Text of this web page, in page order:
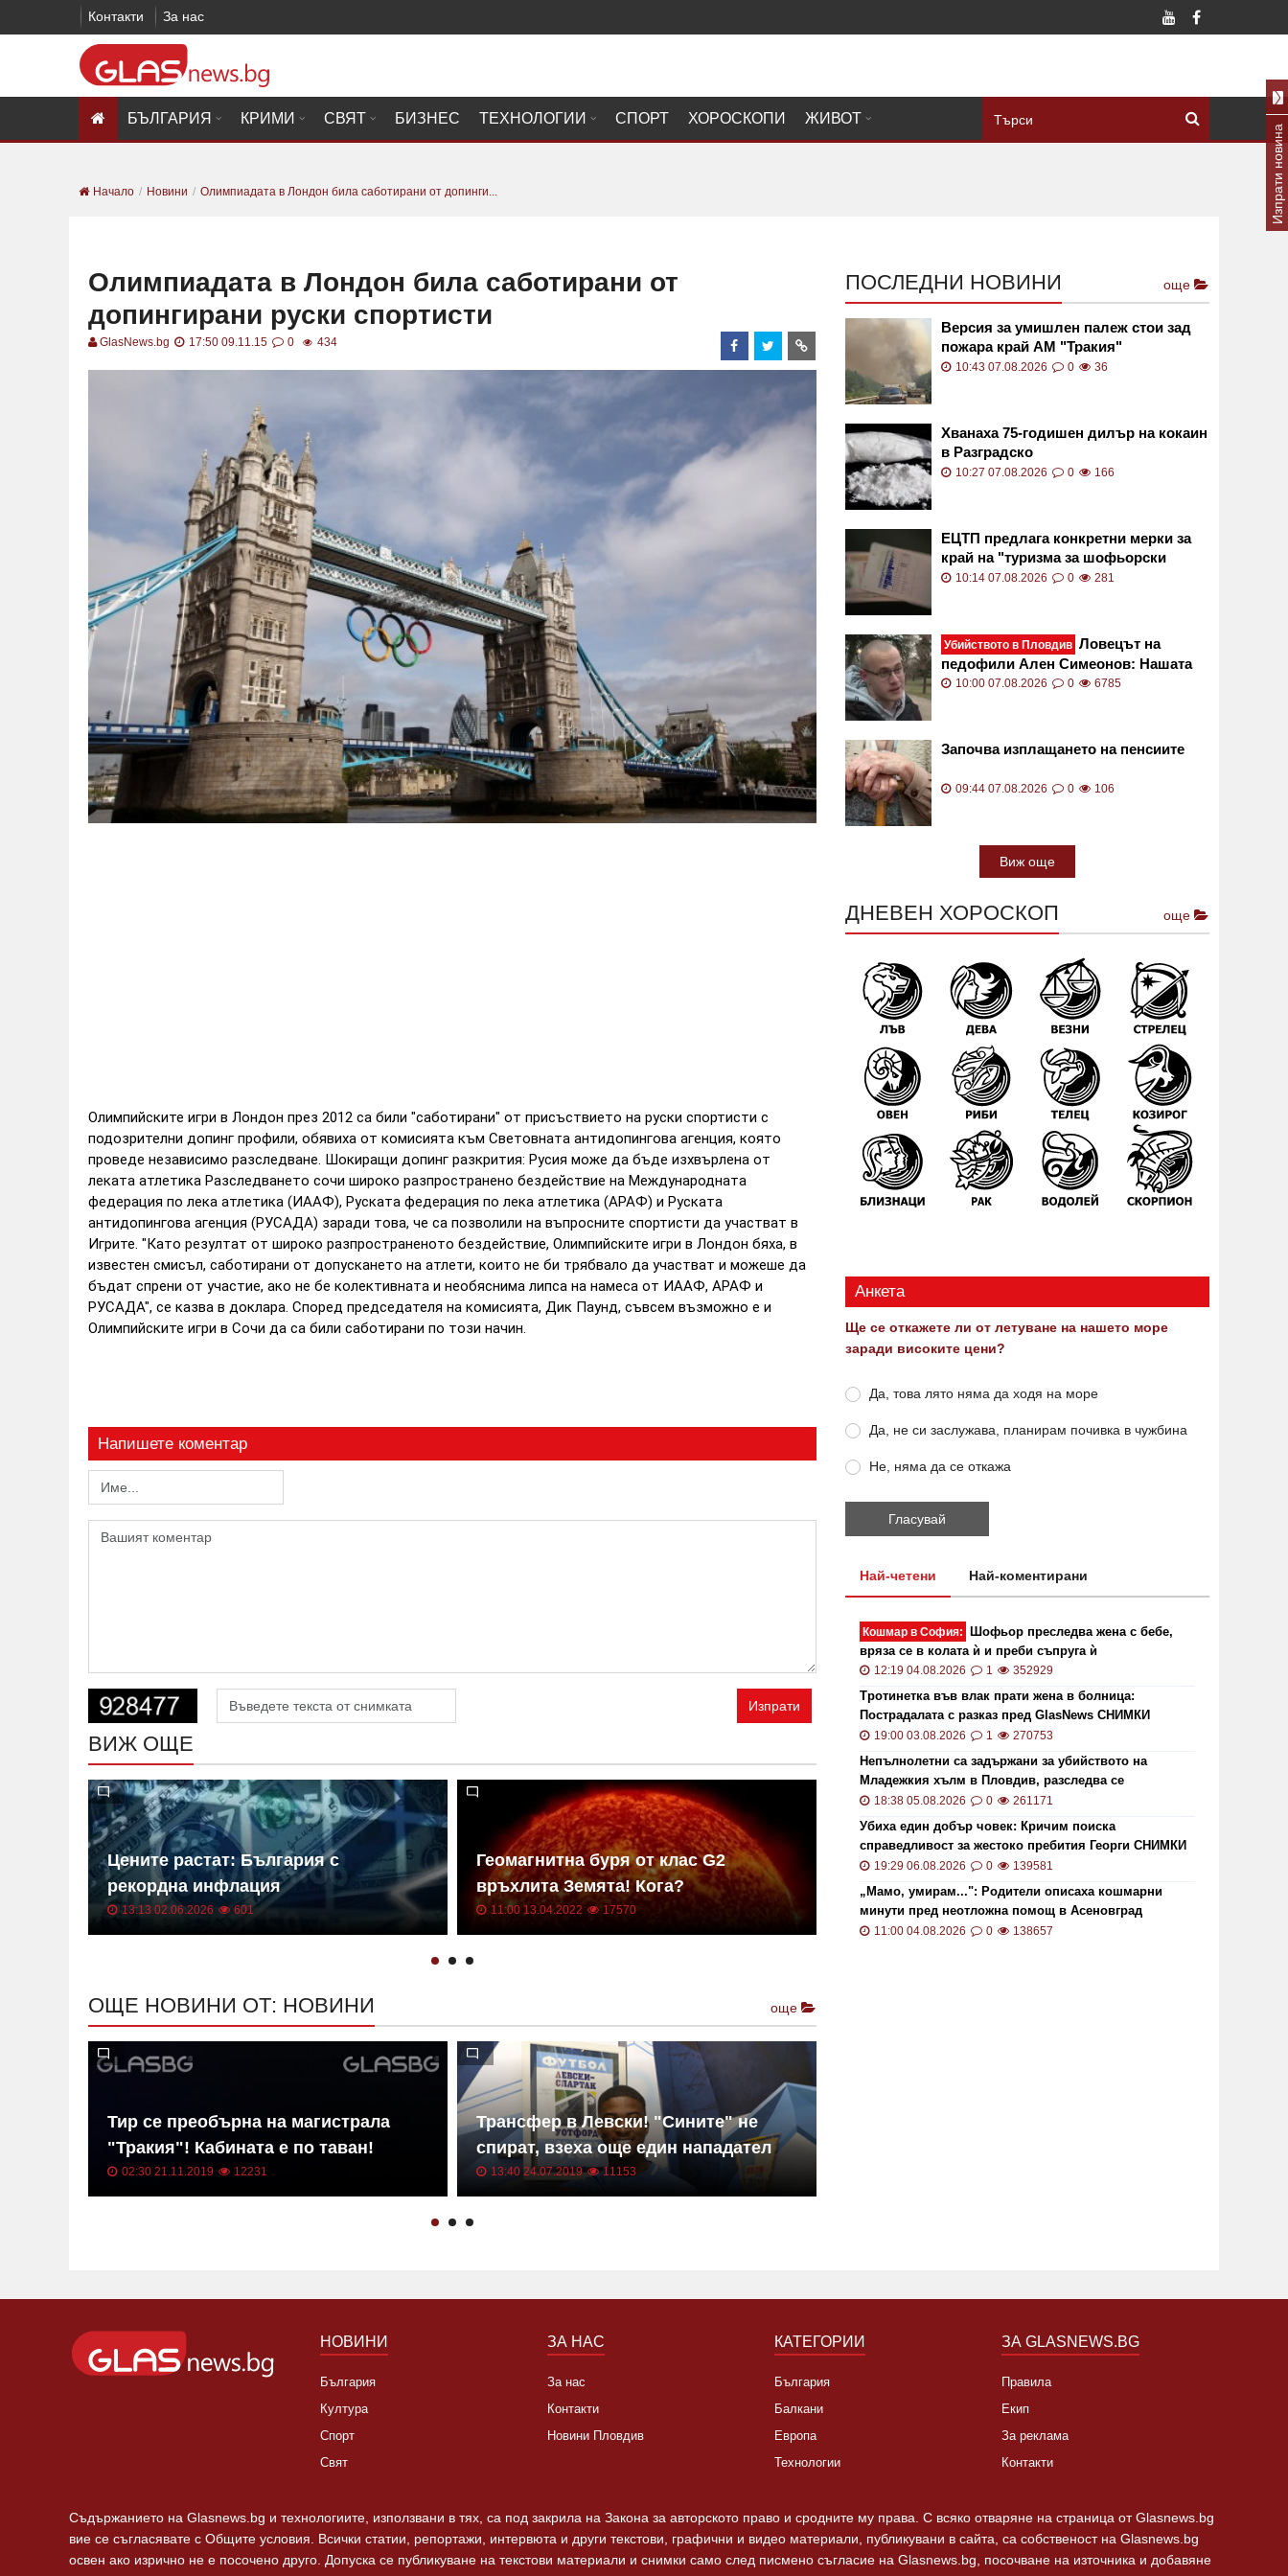
Контакти За нас
БЪЛГАРИЯ КРИМИ СВЯТ БИЗНЕС ТЕХНОЛОГИИ СПОРТ ХОРОСКОПИ ЖИВОТ
Начало Новини Олимпиадата в Лондон била саботирани от допинги...
Олимпиадата в Лондон била саботирани от
допингирани руски спортисти
GlasNews.bg 17:50 09.11.15 0 434
Олимпийските игри в Лондон през 2012 са били "саботирани" от присъствието на руски спортисти с
подозрителни допинг профили, обявиха от комисията към Световната антидопингова агенция, която
проведе независимо разследване. Шокиращи допинг разкрития: Русия може да бъде изхвърлена от
леката атлетика Разследването сочи широко разпространено бездействие на Международната
федерация по лека атлетика (ИААФ), Руската федерация по лека атлетика (АРАФ) и Руската
антидопингова агенция (РУСАДА) заради това, че са позволили на въпросните спортисти да участват в
Игрите. "Като резултат от широко разпространеното бездействие, Олимпийските игри в Лондон бяха, в
известен смисъл, саботирани от допускането на атлети, които не би трябвало да участват и можеше да
бъдат спрени от участие, ако не бе колективната и необяснима липса на намеса от ИААФ, АРАФ и
РУСАДА", се казва в доклара. Според председателя на комисията, Дик Паунд, съвсем възможно е и
Олимпийските игри в Сочи да са били саботирани по този начин.
Напишете коментар
Изпрати
ВИЖ ОЩЕ
Цените растат: България с
рекордна инфлация
13:13 02.06.2026 601
Геомагнитна буря от клас G2
връхлита Земята! Кога?
11:00 13.04.2022 17570
НОИ ще проверява за размера на
обезщетенията при безработица
19:15 20.01.2021 7846
ОЩЕ НОВИНИ ОТ: НОВИНИ още
Тир се преобърна на магистрала
"Тракия"! Кабината е по таван!
02:30 21.11.2019 12231
Трансфер в Левски! "Сините" не
спират, взеха още един нападател
13:40 24.07.2019 11153
ПОСЛЕДНИ НОВИНИ още
Версия за умишлен палеж стои зад
пожара край АМ "Тракия"
10:43 07.08.2026 0 36
Хванаха 75-годишен дилър на кокаин
в Разградско
10:27 07.08.2026 0 166
ЕЦТП предлага конкретни мерки за
край на "туризма за шофьорски
книжки"
10:14 07.08.2026 0 281
Убийството в Пловдив Ловецът на
педофили Ален Симеонов: Нашата
тактика не включва убийства
10:00 07.08.2026 0 6785
Започва изплащането на пенсиите
09:44 07.08.2026 0 106
Виж още
ДНЕВЕН ХОРОСКОП още
Анкета
Ще се откажете ли от летуване на нашето море
заради високите цени?
Да, това лято няма да ходя на море
Да, не си заслужава, планирам почивка в чужбина
Не, няма да се откажа
Най-четени Най-коментирани
Кошмар в София:
Шофьор преследва жена с бебе,
вряза се в колата ѝ и преби съпруга ѝ
12:19 04.08.2026 1 352929
Тротинетка във влак прати жена в болница:
Пострадалата с разказ пред GlasNews СНИМКИ
19:00 03.08.2026 1 270753
Непълнолетни са задържани за убийството на
Младежкия хълм в Пловдив, разследва се
хомофобски мотив
18:38 05.08.2026 0 261171
Убиха един добър човек: Кричим поиска
справедливост за жестоко пребития Георги СНИМКИ
и ВИДЕО
19:29 06.08.2026 0 139581
„Мамо, умирам...": Родители описаха кошмарни
минути пред неотложна помощ в Асеновград
11:00 04.08.2026 0 138657
Изпрати новина
НОВИНИ
България
Култура
Спорт
Свят
ЗА НАС
За нас
Контакти
Новини Пловдив
КАТЕГОРИИ
България
Балкани
Европа
Технологии
ЗА GLASNEWS.BG
Правила
Екип
За реклама
Контакти
Съдържанието на Glasnews.bg и технологиите, използвани в тях, са под закрила на Закона за авторското право и сродните му права. С всяко отваряне на страница от Glasnews.bg
вие се съгласявате с Общите условия. Всички статии, репортажи, интервюта и други текстови, графични и видео материали, публикувани в сайта, са собственост на Glasnews.bg
освен ако изрично не е посочено друго. Допуска се публикуване на текстови материали и снимки само след писмено съгласие на Glasnews.bg, посочване на източника и добавяне